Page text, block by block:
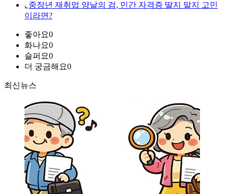
⌞ 중장년 재취업 양날의 검, 민간 자격증 딸지 말지 고민
이라면?
좋아요0
화나요0
슬퍼요0
더 궁금해요0
최신뉴스